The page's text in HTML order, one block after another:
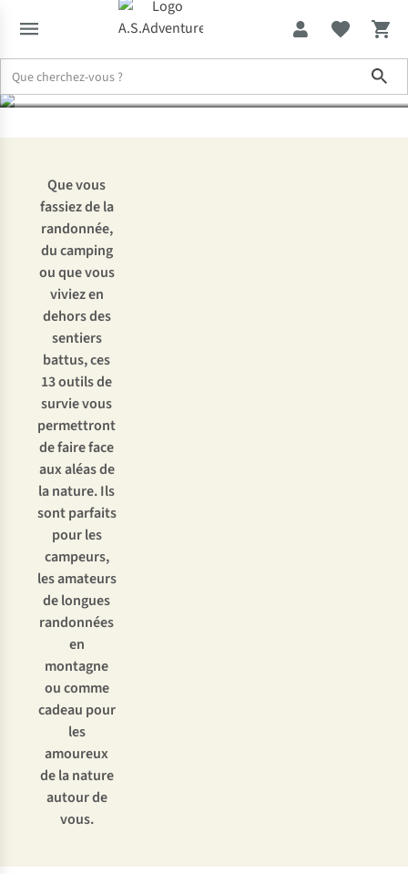
plein air
Que vous
fassiez de la
randonnée,
du camping
ou que vous
viviez en
dehors des
sentiers
battus, ces
13 outils de
survie vous
permettront
de faire face
aux aléas de
la nature. Ils
sont parfaits
pour les
campeurs,
les amateurs
de longues
randonnées
en
montagne
ou comme
cadeau pour
les
amoureux
de la nature
autour de
vous.